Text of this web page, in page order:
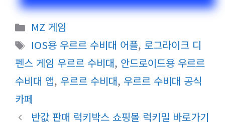
카
테
리
MZ 게임
태
그
IOS용 우르르 수비대 어플, 로그라이크 디
펜스 게임 우르르 수비대, 안드로이드용 우르르
수비대 앱, 우르르 수비대, 우르르 수비대 공식
카페
반값 판매 럭키박스 쇼핑몰 럭키밀 바로가기